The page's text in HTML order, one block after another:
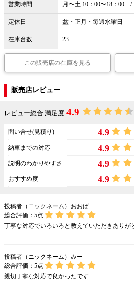
営業時間 月〜土 10：00〜18：00
定休日 盆・正月・毎週水曜日
在庫台数 23
この販売店の在庫を見る
販売店レビュー
レビュー総合 満足度 4.9
問い合せ(見積り) 4.9
納車までの対応 4.9
説明のわかりやすさ 4.9
おすすめ度 4.9
投稿者（ニックネーム）おおば
総合評価： 5点
丁寧な対応でいろいろと教えていただきありが
投稿者（ニックネーム）みー
総合評価： 5点
親切丁寧な対応で良かったです